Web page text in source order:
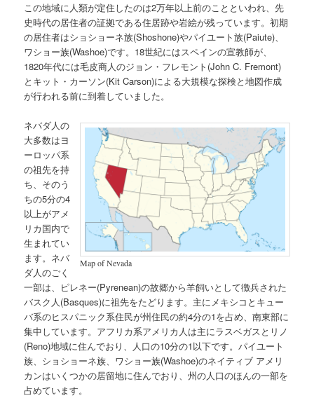
この地域に人類が定住したのは2万年以上前のことといわれ、先
史時代の居住者の証拠である住居跡や岩絵が残っています。初期
の居住者はショショーネ族(Shoshone)やパイユート族(Paiute)、
ワショー族(Washoe)です。18世紀にはスペインの宣教師が、
1820年代には毛皮商人のジョン・フレモント(John C. Fremont)
とキット・カーソン(Kit Carson)による大規模な探検と地図作成
が行われる前に到着していました。
Map of Nevada
ネバダ人の
大多数はヨ
ーロッパ系
の祖先を持
ち、そのう
ちの5分の4
以上がアメ
リカ国内で
生まれてい
ます。ネバ
ダ人のごく
一部は、ピレネー(Pyrenean)の故郷から羊飼いとして徴兵された
バスク人(Basques)に祖先をたどります。主にメキシコとキュー
バ系のヒスパニック系住民が州住民の約4分の1を占め、南東部に
集中しています。アフリカ系アメリカ人は主にラスベガスとリノ
(Reno)地域に住んでおり、人口の10分の1以下です。パイユート
族、ショショーネ族、ワショー族(Washoe)のネイティブ アメリ
カンはいくつかの居留地に住んでおり、州の人口のほんの一部を
占めています。